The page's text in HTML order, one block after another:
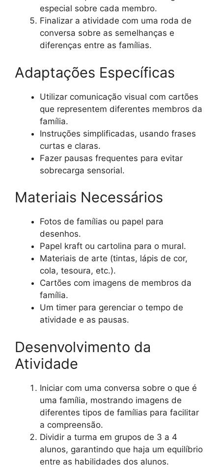
especial sobre cada membro.
Finalizar a atividade com uma roda de
conversa sobre as semelhanças e
diferenças entre as famílias.
Adaptações Específicas
Utilizar comunicação visual com cartões
que representem diferentes membros da
família.
Instruções simplificadas, usando frases
curtas e claras.
Fazer pausas frequentes para evitar
sobrecarga sensorial.
Materiais Necessários
Fotos de famílias ou papel para
desenhos.
Papel kraft ou cartolina para o mural.
Materiais de arte (tintas, lápis de cor,
cola, tesoura, etc.).
Cartões com imagens de membros da
família.
Um timer para gerenciar o tempo de
atividade e as pausas.
Desenvolvimento da
Atividade
Iniciar com uma conversa sobre o que é
uma família, mostrando imagens de
diferentes tipos de famílias para facilitar
a compreensão.
Dividir a turma em grupos de 3 a 4
alunos, garantindo que haja um equilíbrio
entre as habilidades dos alunos.